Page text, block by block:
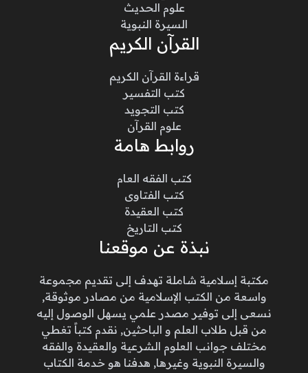
علوم الحديث
السيرة النبوية
القرآن الكريم
قراءة القرآن الكريم
كتب التفسير
كتب التجويد
علوم القرآن
روابط هامة
كتب الفقه العام
كتب الفتاوى
كتب العقيدة
كتب التاريخ
نبذة عن موقعنا
مكتبة إسلامية شاملة تهدف إلى تقديم مجموعة
واسعة من الكتب الإسلامية من مصادر موثوقة,
نسعى إلى توفير مصدر علمي يسهل الوصول إليه
من قبل طلاب العلم و الباحثين, نقدم كتباً تغطي
مختلف جوانب العلوم الشرعية والعقيدة والفقه
والسيرة النبوية وغيرها, هدفنا هو خدمة الكتاب